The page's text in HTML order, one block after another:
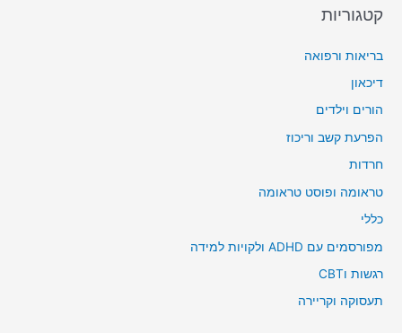
קטגוריות
בריאות ורפואה
דיכאון
הורים וילדים
הפרעת קשב וריכוז
חרדות
טראומה ופוסט טראומה
כללי
מפורסמים עם ADHD ולקויות למידה
רגשות וCBT
תעסוקה וקריירה